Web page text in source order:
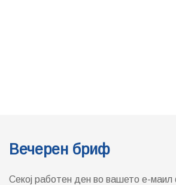
Вечерен бриф
Секој работен ден во вашето е-маил